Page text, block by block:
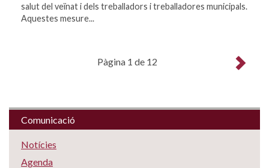
salut del veïnat i dels treballadors i treballadores municipals.
Aquestes mesure...
Pàgina 1 de 12
Comunicació
Notícies
Agenda